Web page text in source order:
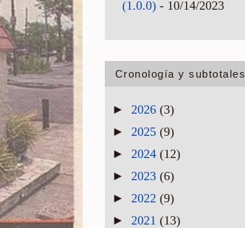
(1.0.0)- 10/14/2023
Cronología y subtotales
► 2026 (3)
► 2025 (9)
► 2024 (12)
► 2023 (6)
► 2022 (9)
► 2021 (13)